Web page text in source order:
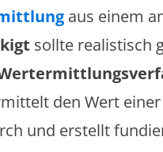
aus einem
sollte realistisch
den Wert
und erstellt